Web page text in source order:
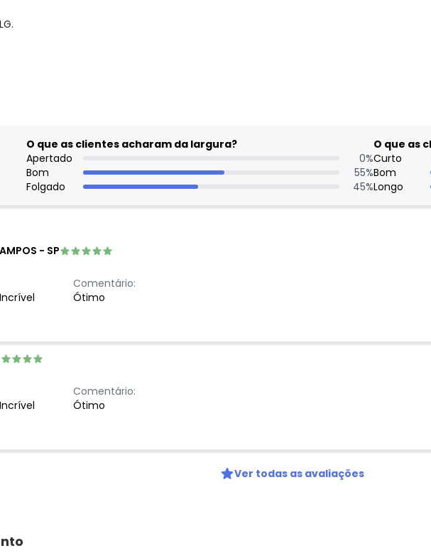
O que as clientes acharam da largura?
Apertado
0%
Bom
55%
Folgado
45%
O que as
Curto
Bom
Longo
- SP
Incrível
Comentário:
Ótimo
Incrível
Comentário:
Ótimo
Ver todas as avaliações
Ao enviar o cadastro,